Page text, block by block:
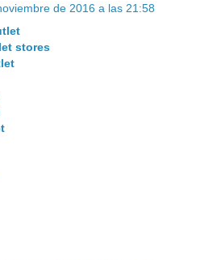
de 2016 a las 21:58
stores